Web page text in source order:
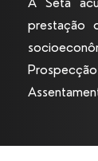
prestação